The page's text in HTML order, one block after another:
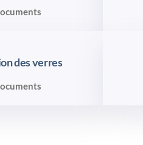
des verres